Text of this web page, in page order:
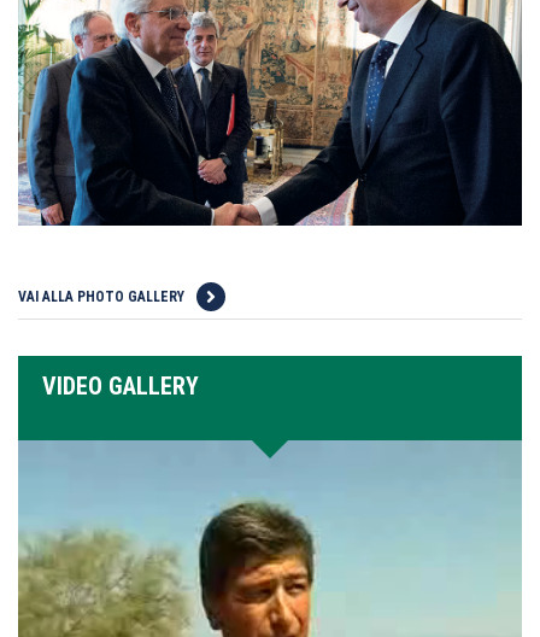
VAI ALLA PHOTO GALLERY
VIDEO GALLERY